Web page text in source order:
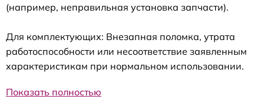
(например, неправильная установка запчасти).
Для комплектующих: Внезапная поломка, утрата
работоспособности или несоответствие заявленным
характеристикам при нормальном использовании.
Показать полностью